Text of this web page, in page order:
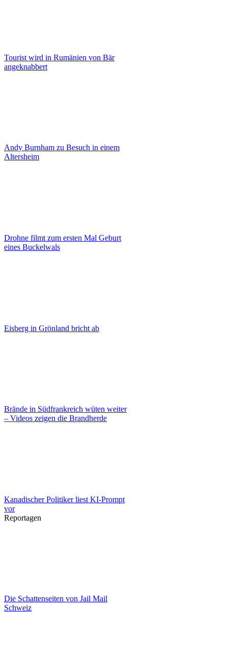
Tourist wird in Rumänien von Bär
angeknabbert
Andy Burnham zu Besuch in einem
Altersheim
Drohne filmt zum ersten Mal Geburt
eines Buckelwals
Eisberg in Grönland bricht ab
Brände in Südfrankreich wüten weiter
– Videos zeigen die Brandherde
Kanadischer Politiker liest KI-Prompt
vor
Reportagen
Die Schattenseiten von Jail Mail
Schweiz